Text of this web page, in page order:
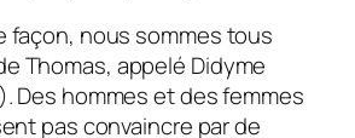
façon, nous sommes tous
Thomas, appelé Didyme
Des hommes et des femmes
pas convaincre par de